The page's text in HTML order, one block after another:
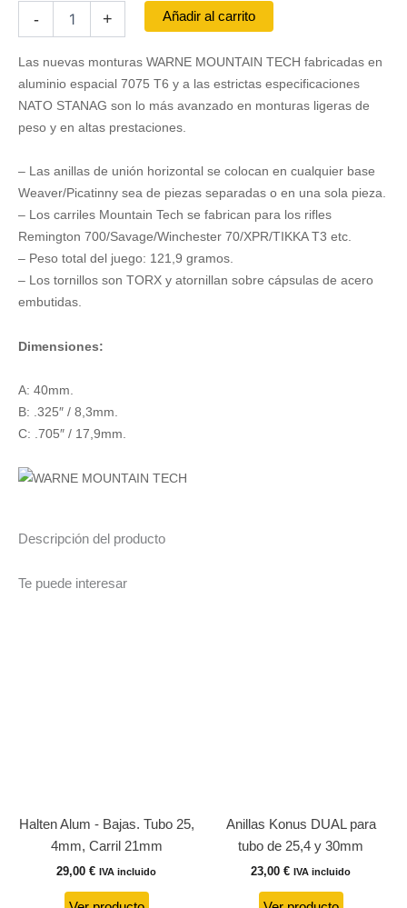
-
WARNE
MOUNTAIN
TECH
-
cantidad
+ Añadir al carrito
Las nuevas monturas WARNE MOUNTAIN TECH fabricadas en
aluminio espacial 7075 T6 y a las estrictas especificaciones
NATO STANAG son lo más avanzado en monturas ligeras de
peso y en altas prestaciones.
– Las anillas de unión horizontal se colocan en cualquier base
Weaver/Picatinny sea de piezas separadas o en una sola pieza.
– Los carriles Mountain Tech se fabrican para los rifles
Remington 700/Savage/Winchester 70/XPR/TIKKA T3 etc.
– Peso total del juego: 121,9 gramos.
– Los tornillos son TORX y atornillan sobre cápsulas de acero
embutidas.
Dimensiones:
A: 40mm.
B: .325″ / 8,3mm.
C: .705″ / 17,9mm.
Descripción del producto
Te puede interesar
Halten Alum - Bajas. Tubo 25,
4mm, Carril 21mm
29,00 € IVA incluido
Anillas Konus DUAL para
tubo de 25,4 y 30mm
23,00 € IVA incluido